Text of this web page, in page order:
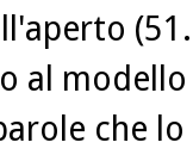
al modello
che